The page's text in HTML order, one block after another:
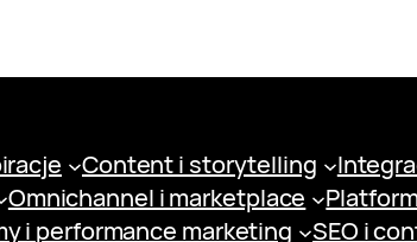
Content i storytelling
Omnichannel i marketplace
i performance marketing SEO i